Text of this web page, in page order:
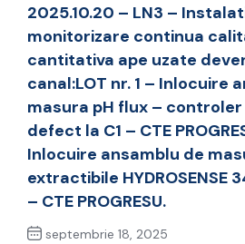
2025.10.20 – LN3 –
monitorizare continua
cantitativa ape uzate
canal:LOT nr. 1 – Inlocuire
masura pH flux – controler
defect la C1 – CTE
Inlocuire ansamblu de
extractibile HYDROSENSE
– CTE PROGRESU.
septembrie 18, 2025